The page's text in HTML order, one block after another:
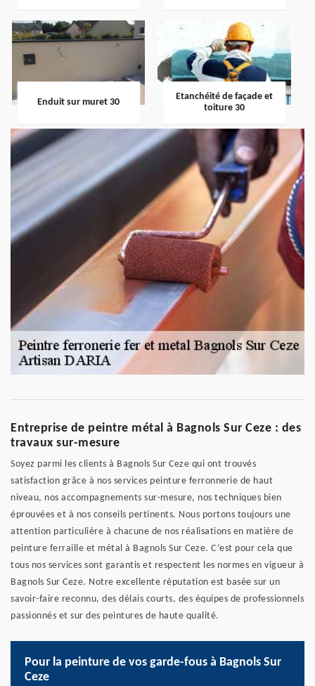
Enduit sur muret 30
Etanchéité de façade et
toiture 30
Entreprise de peintre métal à Bagnols Sur Ceze : des
travaux sur-mesure
Soyez parmi les clients à Bagnols Sur Ceze qui ont trouvés
satisfaction grâce à nos services peinture ferronnerie de haut
niveau, nos accompagnements sur-mesure, nos techniques bien
éprouvées et à nos conseils pertinents. Nous portons toujours une
attention particulière à chacune de nos réalisations en matière de
peinture ferraille et métal à Bagnols Sur Ceze. C’est pour cela que
tous nos services sont garantis et respectent les normes en vigueur à
Bagnols Sur Ceze. Notre excellente réputation est basée sur un
savoir-faire reconnu, des délais courts, des équipes de professionnels
passionnés et sur des peintures de haute qualité.
Pour la peinture de vos garde-fous à Bagnols Sur
Ceze